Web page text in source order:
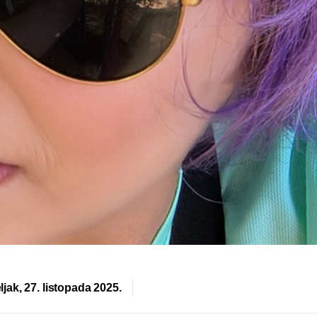
27. listopada 2025.